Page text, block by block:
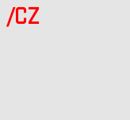
/CZ